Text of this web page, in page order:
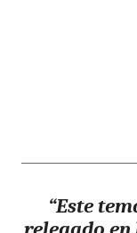
“Este